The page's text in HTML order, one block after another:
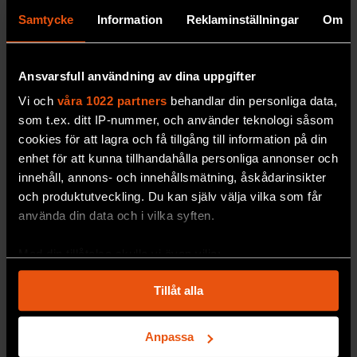
Samtycke Information Reklaminställningar Om
Ansvarsfull användning av dina uppgifter
Vi och våra 1022 partners behandlar din personliga data,
som t.ex. ditt IP-nummer, och använder teknologi såsom
cookies för att lagra och få tillgång till information på din
enhet för att kunna tillhandahålla personliga annonser och
innehåll, annons- och innehållsmätning, åskådarinsikter
och produktutveckling. Du kan själv välja vilka som får
använda din data och i vilka syften.
som kan ha en noggrannhet på upp till flera meter
Identifiera din enhet genom att aktivt skanna den
för specifika kännetecken (fingeravtryck)
Tillåt alla
Anpassa
Vad är ett folkmord?
politiska konsekvenser. Idéhistoriken John
SAMHÄLLE & KULTUR
Tintin Hodén